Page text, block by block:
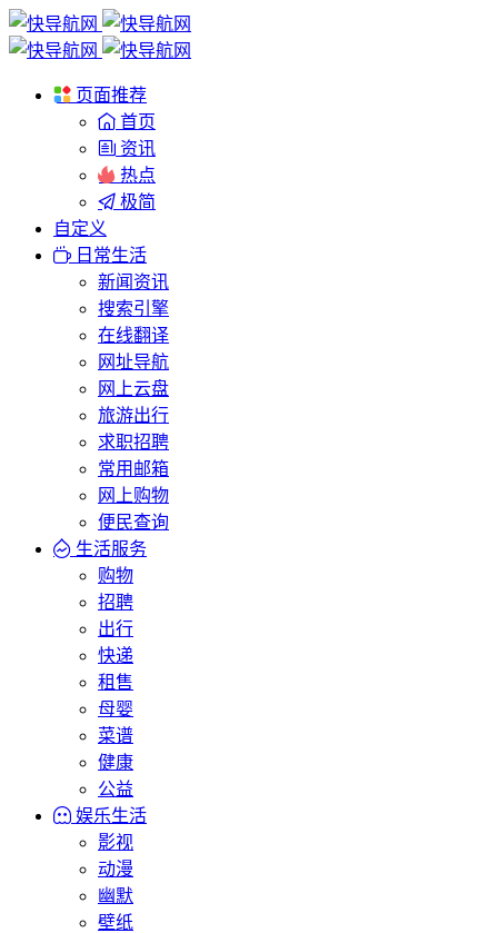
页面推荐
首页
资讯
热点
极简
自定义
日常生活
新闻资讯
搜索引擎
在线翻译
网址导航
网上云盘
旅游出行
求职招聘
常用邮箱
网上购物
便民查询
生活服务
购物
招聘
出行
快递
租售
母婴
菜谱
健康
公益
娱乐生活
影视
动漫
幽默
壁纸